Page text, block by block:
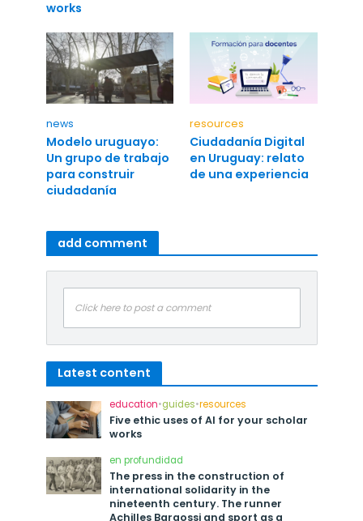
works
news
Modelo uruguayo:
Un grupo de trabajo
para construir
ciudadanía
resources
Ciudadanía Digital
en Uruguay: relato
de una experiencia
add comment
Click here to post a comment
Latest content
education•guides•resources
Five ethic uses of AI for your scholar
works
en profundidad
The press in the construction of
international solidarity in the
nineteenth century. The runner
Achilles Bargossi and sport as a